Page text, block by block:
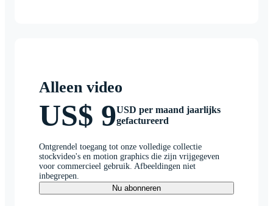
Alleen video
US$ 9USD per maand jaarlijks
gefactureerd
Ontgrendel toegang tot onze volledige collectie
stockvideo's en motion graphics die zijn vrijgegeven
voor commercieel gebruik. Afbeeldingen niet
inbegrepen.
Nu abonneren